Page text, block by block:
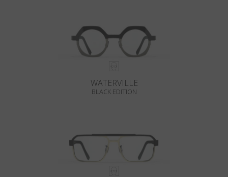
WATERVILLE
BLACK EDITION